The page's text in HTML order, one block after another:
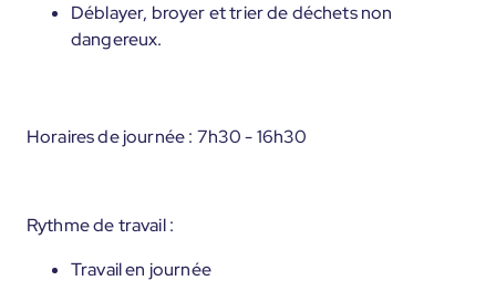
Déblayer, broyer et trier de déchets non
dangereux.
Horaires de journée : 7h30 - 16h30
Rythme de travail :
Travail en journée